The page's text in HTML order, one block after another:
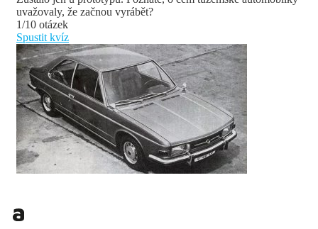
uvažovaly, že začnou vyrábět?
1/10 otázek
Spustit kvíz